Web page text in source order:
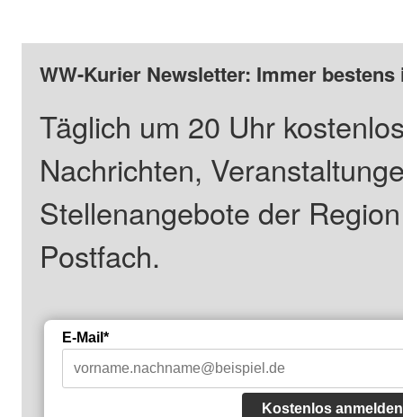
WW-Kurier Newsletter: Immer
Täglich um 20 Uhr
Nachrichten,
Stellenangebote der
Postfach.
E-Mail*
Kostenlos anmelden